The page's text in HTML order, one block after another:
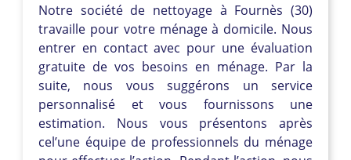
Notre société de nettoyage à Fournès (30)
travaille pour votre ménage à domicile. Nous
entrer en contact avec pour une évaluation
gratuite de vos besoins en ménage. Par la
suite, nous vous suggérons un service
personnalisé et vous fournissons une
estimation. Nous vous présentons après
cel’une équipe de professionnels du ménage